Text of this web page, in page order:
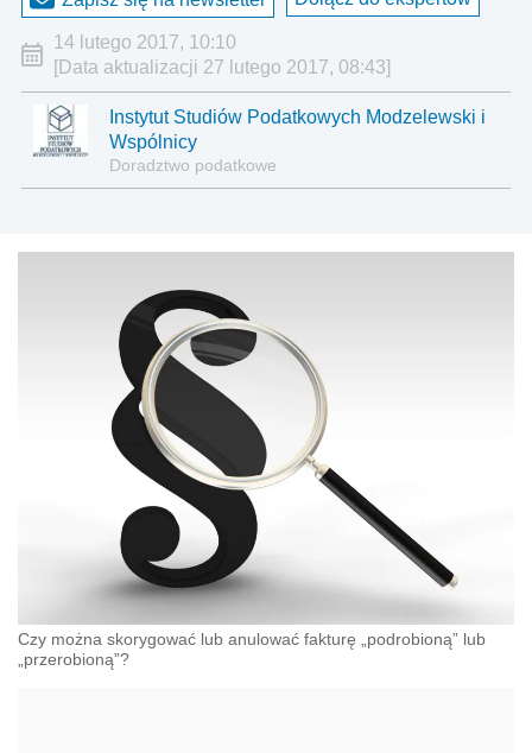
14 lutego 2017, 10:10
[Data aktualizacji 27 lutego 2017, 08:43]
Instytut Studiów Podatkowych Modzelewski i
Wspólnicy
Doradztwo podatkowe
Czy można skorygować lub anulować fakturę „podrobioną” lub
„przerobioną”?